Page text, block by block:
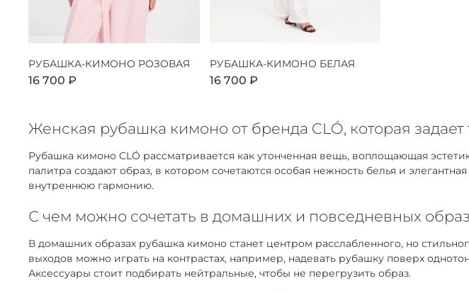
РУБАШКА-КИМОНО РОЗОВАЯ
16 700 ₽
РУБАШКА-КИМОНО БЕЛАЯ
16 700 ₽
Женская рубашка кимоно от бренда CLÓ, которая задает
Рубашка кимоно CLÓ рассматривается как утонченная вещь, воплощающая
палитра создают образ, в котором сочетаются особая нежность белья и
внутреннюю гармонию.
С чем можно сочетать в домашних и повседневных
В домашних образах рубашка кимоно станет центром расслабленного, но
выходов можно играть на контрастах, например, надевать рубашку поверх
Аксессуары стоит подбирать нейтральные, чтобы не перегрузить образ.